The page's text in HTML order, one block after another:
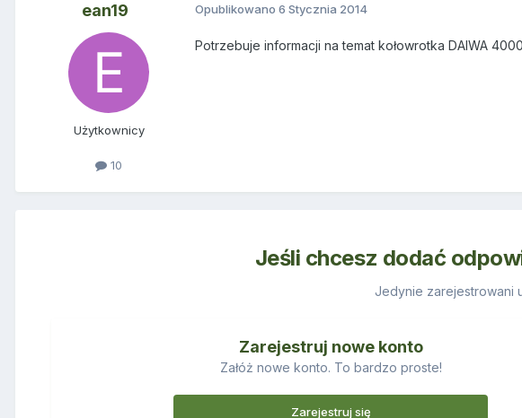
ean19
Użytkownicy
10
Opublikowano 6 Stycznia 2014
Potrzebuje informacji na temat kołowrotka DAIWA
Jeśli chcesz dodać
Jedynie zarejestrowani
Zarejestruj nowe konto
Załóż nowe konto. To bardzo proste!
Zarejestruj się